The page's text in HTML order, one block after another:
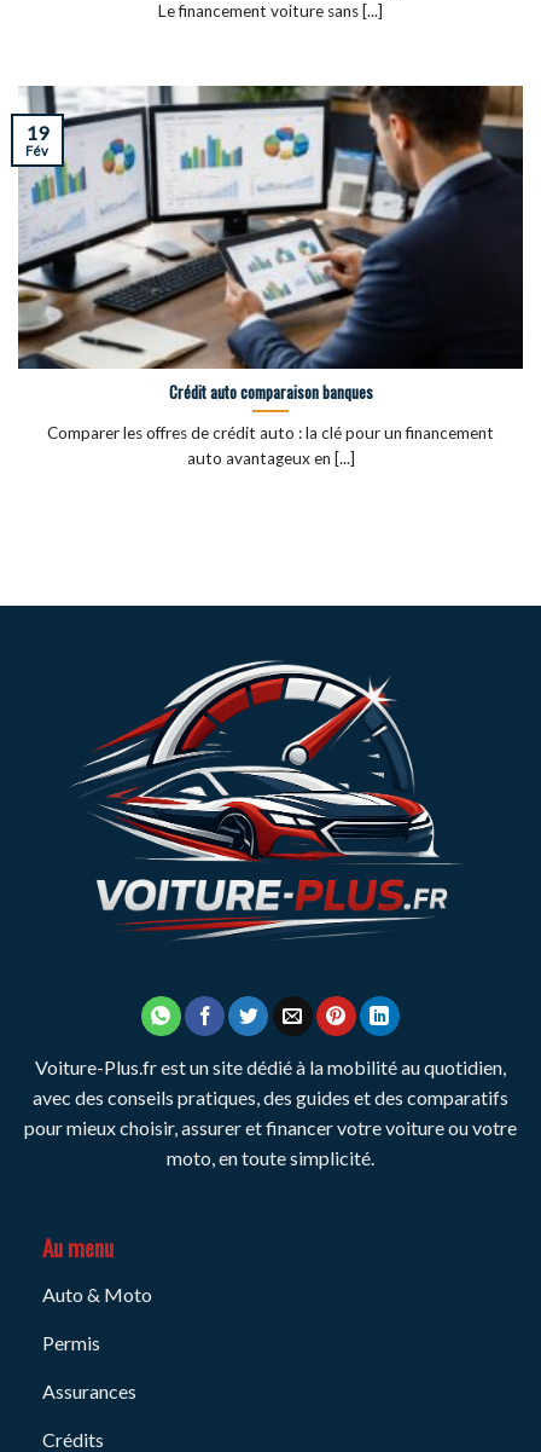
Le financement voiture sans [...]
Crédit auto comparaison banques
Comparer les offres de crédit auto : la clé pour un financement
auto avantageux en [...]
19
Fév
Voiture-Plus.fr est un site dédié à la mobilité au quotidien,
avec des conseils pratiques, des guides et des comparatifs
pour mieux choisir, assurer et financer votre voiture ou votre
moto, en toute simplicité.
Au menu
Auto & Moto
Permis
Assurances
Crédits